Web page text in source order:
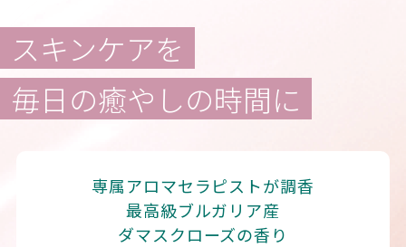
スキンケアを
毎日の癒やしの時間に
専属アロマセラピストが調香
最高級ブルガリア産
ダマスクローズの香り